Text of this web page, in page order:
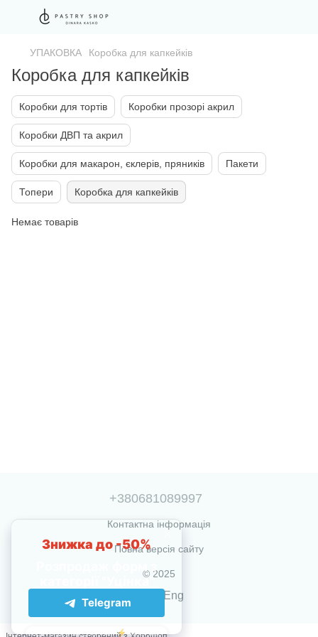
УПАКОВКА Коробка для капкейків
Коробка для капкейків
Коробки для тортів Коробки прозорі акрил
Коробки ДВП та акрил
Коробки для макарон, єклерів, пряників Пакети
Топери Коробка для капкейків
Немає товарів
+380681089997
Контактна інформація
Повна версія сайту
© 2025
Eng